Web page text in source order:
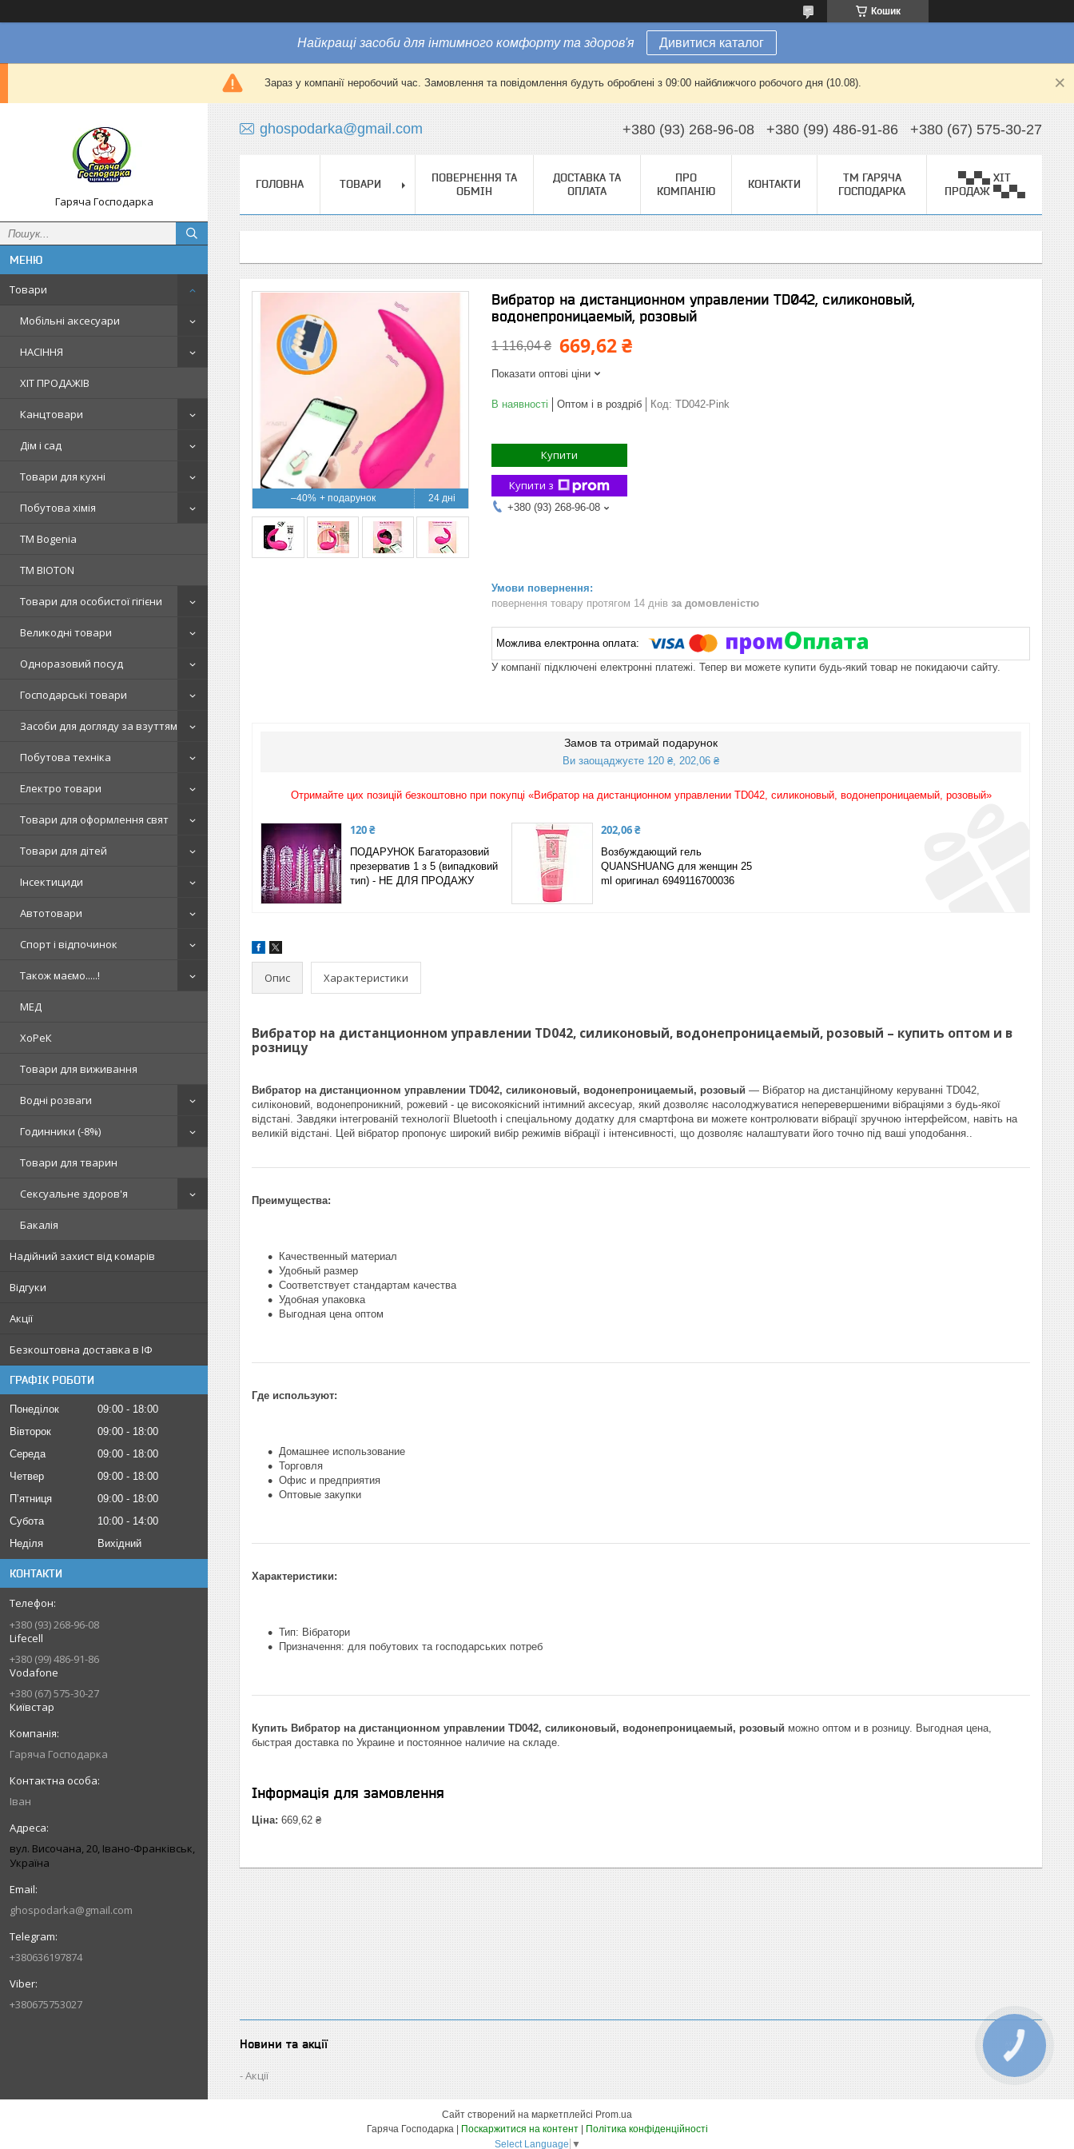
Кошик
Найкращі засоби для інтимного комфорту та здоров'я Дивитися каталог
Зараз у компанії неробочий час. Замовлення та повідомлення будуть оброблені з 09:00 найближчого робочого дня (10.08).
Гаряча Господарка
Товари
Мобільні аксесуари
НАСІННЯ
ХІТ ПРОДАЖІВ
Канцтовари
Дім і сад
Товари для кухні
Побутова хімія
ТМ Bogenia
ТМ BIOTON
Товари для особистої гігієни
Великодні товари
Одноразовий посуд
Господарські товари
Засоби для догляду за взуттям
Побутова техніка
Електро товари
Товари для оформлення свят
Товари для дітей
Інсектициди
Автотовари
Спорт і відпочинок
Також маємо.....!
МЕД
ХоРеК
Товари для виживання
Водні розваги
Годинники (-8%)
Товари для тварин
Сексуальне здоров'я
Бакалія
Надійний захист від комарів
Відгуки
Акції
Безкоштовна доставка в ІФ
ГРАФІК РОБОТИ
Понеділок 09:00
18:00
Вівторок
09:00
18:00
Середа
09:00
18:00
Четвер
09:00
18:00
Пʼятниця
09:00
18:00
Субота
10:00
14:00
Неділя
Вихідний
КОНТАКТИ
+380 (93) 268-96-08
Lifecell
+380 (99) 486-91-86
Vodafone
+380 (67) 575-30-27
Київстар
Гаряча Господарка
Іван
вул. Височана, 20, Івано-Франківськ,
Україна
ghospodarka@gmail.com
+380636197874
+380675753027
ghospodarka@gmail.com +380 (93) 268-96-08 +380 (99) 486-91-86 +380 (67) 575-30-27
ГОЛОВНА ТОВАРИ
ПОВЕРНЕННЯ ТА
ОБМІН
ДОСТАВКА ТА
ОПЛАТА
ПРО
КОМПАНІЮ
КОНТАКТИ
ТМ ГАРЯЧА
ГОСПОДАРКА
▀▄▀▄ ХІТ
ПРОДАЖ ▀▄▀▄
–40% 24 дні
Вибратор на дистанционном управлении TD042, силиконовый,
водонепроницаемый, розовый
1 116,04 ₴ 669,62 ₴
Показати оптові ціни
В наявності Оптом і в роздріб Код: TD042-Pink
Купити
Купити з
+380 (93) 268-96-08
повернення товару протягом 14 днів за домовленістю
У компанії підключені електронні платежі. Тепер ви можете купити будь-який товар не покидаючи сайту.
Замов та отримай подарунок
Ви заощаджуєте 120 ₴, 202,06 ₴
Отримайте цих позицій безкоштовно при покупці «Вибратор на дистанционном управлении TD042, силиконовый, водонепроницаемый, розовый»
120 ₴
ПОДАРУНОК Багаторазовий
презерватив 1 з 5 (випадковий
тип) - НЕ ДЛЯ ПРОДАЖУ
202,06 ₴
Возбуждающий гель
QUANSHUANG для женщин 25
ml оригинал 6949116700036
Опис Характеристики
Вибратор на дистанционном управлении TD042, силиконовый, водонепроницаемый, розовый – купить оптом и в
розницу
Вибратор на дистанционном управлении TD042, силиконовый, водонепроницаемый, розовый — Вібратор на дистанційному керуванні TD042,
силіконовий, водонепроникний, рожевий - це високоякісний інтимний аксесуар, який дозволяє насолоджуватися неперевершеними вібраціями з будь-якої
відстані. Завдяки інтегрованій технології Bluetooth і спеціальному додатку для смартфона ви можете контролювати вібрації зручною інтерфейсом, навіть на
великій відстані. Цей вібратор пропонує широкий вибір режимів вібрації і інтенсивності, що дозволяє налаштувати його точно під ваші уподобання..
Преимущества:
Качественный материал
Удобный размер
Соответствует стандартам качества
Удобная упаковка
Выгодная цена оптом
Где используют:
Домашнее использование
Торговля
Офис и предприятия
Оптовые закупки
Характеристики:
Тип: Вібратори
Призначення: для побутових та господарських потреб
Купить Вибратор на дистанционном управлении TD042, силиконовый, водонепроницаемый, розовый можно оптом и в розницу. Выгодная цена,
быстрая доставка по Украине и постоянное наличие на складе.
Інформація для замовлення
Ціна: 669,62 ₴
Новини та акції
Акції
Сайт створений на маркетплейсі Prom.ua
Поскаржитися на контент
Політика конфіденційності
Select Language ▼
КНОПКА
ЗВ'ЯЗКУ